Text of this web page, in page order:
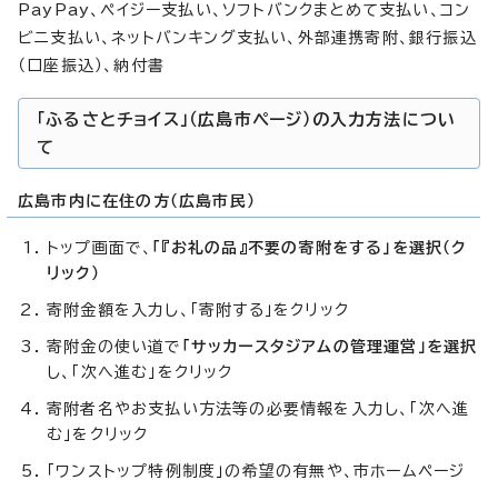
PayPay、ペイジー支払い、ソフトバンクまとめて支払い、コン
ビニ支払い、ネットバンキング支払い、外部連携寄附、銀行振込
（口座振込）、納付書
「ふるさとチョイス」（広島市ページ）の入力方法につい
て
広島市内に在住の方（広島市民）
トップ画面で、
「『お礼の品』不要の寄附をする」を選択（ク
リック）
寄附金額を入力し、「寄附する」をクリック
寄附金の使い道で 「サッカースタジアムの管理運営」を選択
し、「次へ進む」をクリック
寄附者名やお支払い方法等の必要情報を入力し、「次へ進
む」をクリック
「ワンストップ特例制度」の希望の有無や、市ホームページ